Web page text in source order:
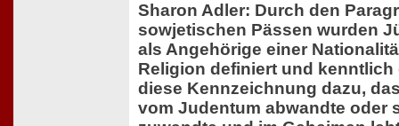
Sharon Adler: Durch den
sowjetischen Pässen wurden
als Angehörige einer
Religion definiert und kenntlich
diese Kennzeichnung dazu,
vom Judentum abwandte oder